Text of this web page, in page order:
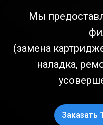
Мы
(замена
наладка,
Заказать